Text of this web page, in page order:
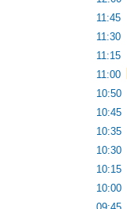
11:45
11:30
11:15
11:00
10:50
10:45
10:35
10:30
10:15
10:00